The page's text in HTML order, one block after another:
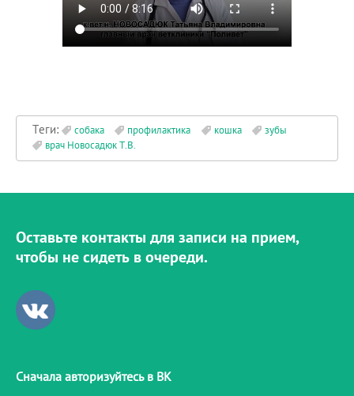
Теги: собака профилактика кошка
зубы
врач Новосадюк Т.В.
Оставьте контакты для записи на прием,
чтобы не сидеть в очереди.
Сначала авторизуйтесь в ВК